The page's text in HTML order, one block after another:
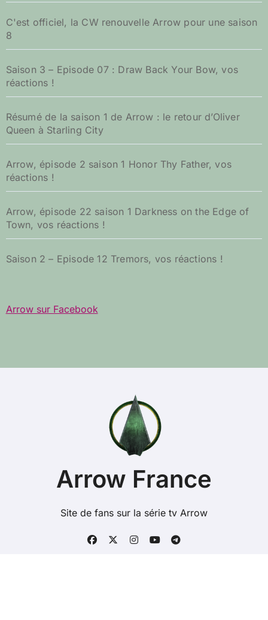
C'est officiel, la CW renouvelle Arrow pour une saison
8
Saison 3 – Episode 07 : Draw Back Your Bow, vos
réactions !
Résumé de la saison 1 de Arrow : le retour d’Oliver
Queen à Starling City
Arrow, épisode 2 saison 1 Honor Thy Father, vos
réactions !
Arrow, épisode 22 saison 1 Darkness on the Edge of
Town, vos réactions !
Saison 2 – Episode 12 Tremors, vos réactions !
Arrow sur Facebook
Arrow France
Site de fans sur la série tv Arrow